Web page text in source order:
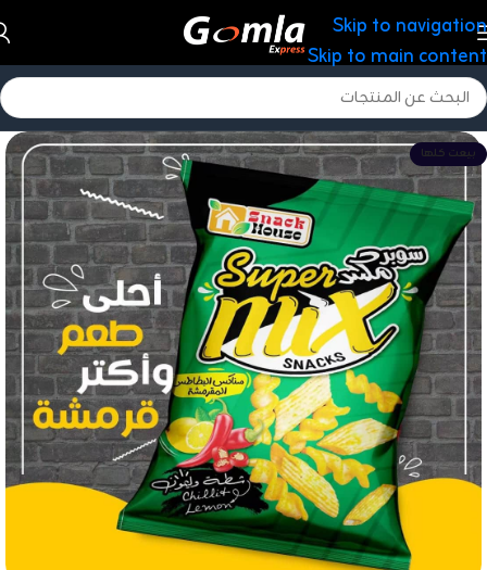
Skip to navigation
Skip to main content
بيعت كلها